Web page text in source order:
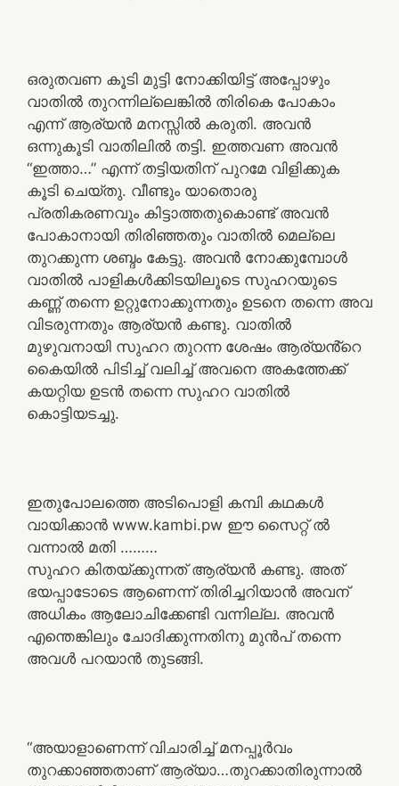
ഒരുതവണ കൂടി മുട്ടി നോക്കിയിട്ട് അപ്പോഴും
വാതിൽ തുറന്നില്ലെങ്കിൽ തിരികെ പോകാം
എന്ന് ആര്യൻ മനസ്സിൽ കരുതി. അവൻ
ഒന്നുകൂടി വാതിലിൽ തട്ടി. ഇത്തവണ അവൻ
“ഇത്താ…” എന്ന് തട്ടിയതിന് പുറമേ വിളിക്കുക
കൂടി ചെയ്തു. വീണ്ടും യാതൊരു
പ്രതികരണവും കിട്ടാത്തതുകൊണ്ട് അവൻ
പോകാനായി തിരിഞ്ഞതും വാതിൽ മെല്ലെ
തുറക്കുന്ന ശബ്ദം കേട്ടു. അവൻ നോക്കുമ്പോൾ
വാതിൽ പാളികൾക്കിടയിലൂടെ സുഹറയുടെ
കണ്ണ് തന്നെ ഉറ്റുനോക്കുന്നതും ഉടനെ തന്നെ അവ
വിടരുന്നതും ആര്യൻ കണ്ടു. വാതിൽ
മുഴുവനായി സുഹറ തുറന്ന ശേഷം ആര്യൻ്റെ
കൈയിൽ പിടിച്ച് വലിച്ച് അവനെ അകത്തേക്ക്
കയറ്റിയ ഉടൻ തന്നെ സുഹറ വാതിൽ
കൊട്ടിയടച്ചു.
ഇതുപോലത്തെ അടിപൊളി കമ്പി കഥകൾ
വായിക്കാൻ www.kambi.pw ഈ സൈറ്റ് ൽ
വന്നാൽ മതി ………
സുഹറ കിതയ്ക്കുന്നത് ആര്യൻ കണ്ടു. അത്
ഭയപ്പാടോടെ ആണെന്ന് തിരിച്ചറിയാൻ അവന്
അധികം ആലോചിക്കേണ്ടി വന്നില്ല. അവൻ
എന്തെങ്കിലും ചോദിക്കുന്നതിനു മുൻപ് തന്നെ
അവൾ പറയാൻ തുടങ്ങി.
“അയാളാണെന്ന് വിചാരിച്ച് മനപ്പൂർവം
തുറക്കാഞ്ഞതാണ് ആര്യാ…തുറക്കാതിരുന്നാൽ